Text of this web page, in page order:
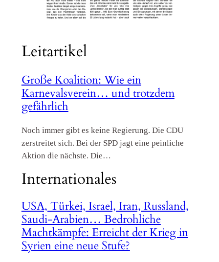
Leitartikel
Große Koalition: Wie ein
Karnevalsverein… und trotzdem
gefährlich
Noch immer gibt es keine Regierung. Die CDU
zerstreitet sich. Bei der SPD jagt eine peinliche
Aktion die nächste. Die…
Internationales
USA, Türkei, Israel, Iran, Russland,
Saudi-Arabien… Bedrohliche
Machtkämpfe: Erreicht der Krieg in
Syrien eine neue Stufe?